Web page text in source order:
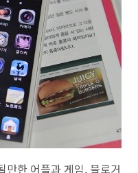
만한 어플과 게임, 블로거